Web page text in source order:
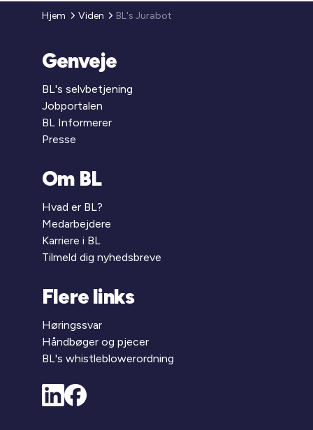
Hjem Viden BL's Jurabot
Genveje
BL's selvbetjening
Jobportalen
BL Informerer
Presse
Om BL
Hvad er BL?
Medarbejdere
Karriere i BL
Tilmeld dig nyhedsbreve
Flere links
Høringssvar
Håndbøger og pjecer
BL's whistleblowerordning